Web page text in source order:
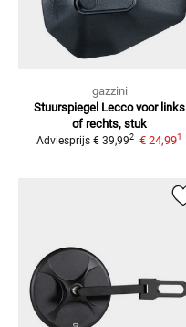
gazzini
Stuurspiegel Lecco voor links
of rechts, stuk
Adviesprijs € 39,992 € 24,991